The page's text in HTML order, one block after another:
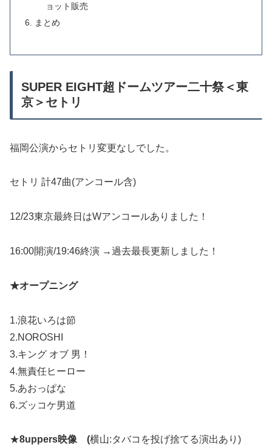
ョット販売
まとめ
SUPER EIGHT超ドームツアー二十祭＜東
京＞セトリ
福岡公演からセトリ変更なしでした。
セトリ 計47曲(アンコール含)
12/23東京最終日はWアンコールありました！
16:00開演/19:46終演 →過去最長更新しました！
★オープニング
1.浪花いろは節
2.NOROSHI
3.キング オブ 男！
4.無責任ヒーロー
5.あおっぱな
6.ズッコケ男道
★8uppers映像 (横山:タバコを投げ捨てる演出あり)